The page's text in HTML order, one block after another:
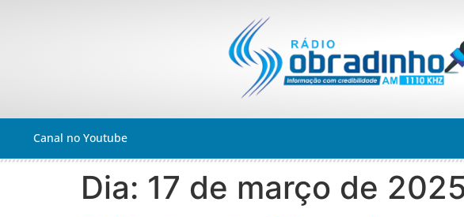
Canal no Youtube
Dia: 17 de março de